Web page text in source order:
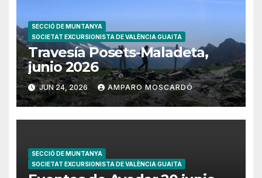
SECCIÓ DE MUNTANYA
SOCIETAT EXCURSIONISTA DE VALÈNCIA GUAITA
Travesía Posets-Maladeta,
junio 2026
JUN 24, 2026 AMPARO MOSCARDÓ
SECCIÓ DE MUNTANYA
SOCIETAT EXCURSIONISTA DE VALÈNCIA GUAITA